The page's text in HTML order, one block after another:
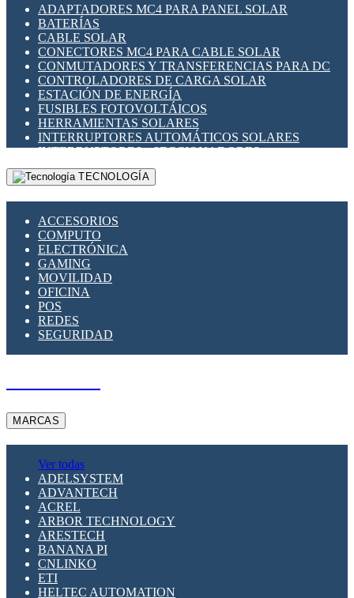
ADAPTADORES MC4 PARA PANEL SOLAR
BATERÍAS
CABLE SOLAR
CONECTORES MC4 PARA CABLE SOLAR
CONMUTADORES Y TRANSFERENCIAS PARA DC
CONTROLADORES DE CARGA SOLAR
ESTACIÓN DE ENERGÍA
FUSIBLES FOTOVOLTÁICOS
HERRAMIENTAS SOLARES
INTERRUPTORES AUTOMÁTICOS SOLARES
INTERRUPTORES - SECCIONADORES
FOTOVOLTÁICOS
MONTAJE PANEL SOLAR
SUPRESOR DE TRANSIENTES SPDS PARA
APLICACIONES FOTOVOLTAICAS
TECNOLOGÍA
ACCESORIOS
COMPUTO
ELECTRÓNICA
GAMING
MOVILIDAD
OFICINA
POS
REDES
SEGURIDAD
MARCAS
Ver todas
ADELSYSTEM
ADVANTECH
ACREL
ARBOR TECHNOLOGY
ARESTECH
BANANA PI
CNLINKO
ETI
HELTEC AUTOMATION